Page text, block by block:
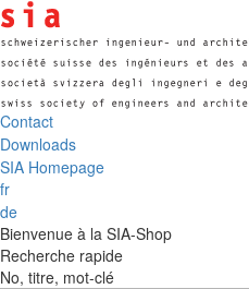
Contact
Downloads
SIA Homepage
fr
de
Bienvenue à la SIA-Shop
Recherche rapide
No, titre, mot-clé